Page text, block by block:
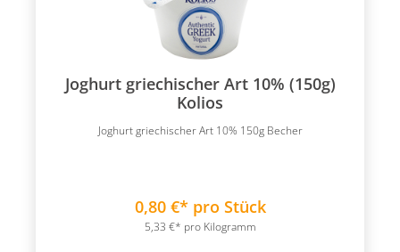
Joghurt griechischer Art 10% (150g)
Kolios
Joghurt griechischer Art 10% 150g Becher
0,80 €* pro Stück
5,33 €* pro Kilogramm